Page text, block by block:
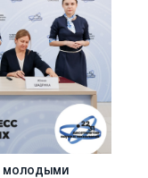
молодыми